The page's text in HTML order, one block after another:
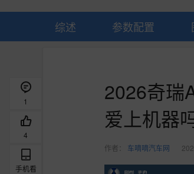
综述 参数配置
1
4
手机看
2026奇瑞
爱上机器
作者： 车嘀嘀汽车网